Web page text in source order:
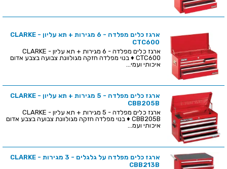
ארגז כלים מפלדה - 6 מגירות + תא עליון - CLARKE
CTC600
ארגז כלים מפלדה - 6 מגירות + תא עליון - CLARKE
CTC600 ♦ בנוי מפלדה חזקה מגולוונת צבועה בצבע אדום
איכותי ועמי...
ארגז כלים מפלדה - 5 מגירות + תא עליון - CLARKE
CBB205B
ארגז כלים מפלדה - 5 מגירות + תא עליון - CLARKE
CBB205B ♦ בנוי מפלדה חזקה מגולוונת צבועה בצבע אדום
איכותי ועמ...
ארגז כלים מפלדה על גלגלים - 3 מגירות - CLARKE
CBB213B